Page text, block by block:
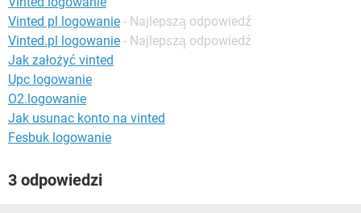
WINDOWS 10
Vinted pl logowanie - Najlepszą odpowiedź
Vinted.pl logowanie - Najlepszą odpowiedź
Jak założyć vinted
Upc logowanie
O2.logowanie
Jak usunac konto na vinted
Fesbuk logowanie
3 odpowiedzi